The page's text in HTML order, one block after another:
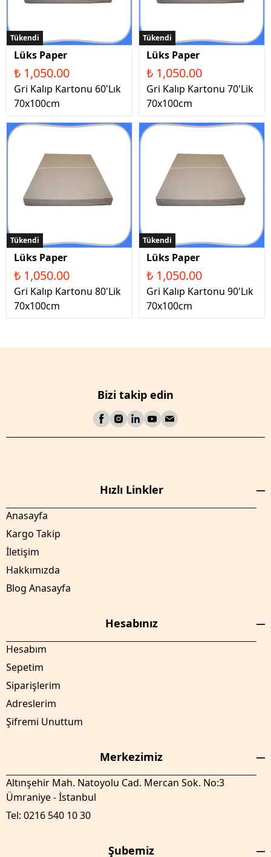
Tükendi
Lüks Paper
₺ 1,050.00
Gri Kalıp Kartonu 60'Lık
70x100cm
Tükendi
Lüks Paper
₺ 1,050.00
Gri Kalıp Kartonu 70'Lik
70x100cm
Tükendi
Lüks Paper
₺ 1,050.00
Gri Kalıp Kartonu 80'Lik
70x100cm
Tükendi
Lüks Paper
₺ 1,050.00
Gri Kalıp Kartonu 90'Lık
70x100cm
Bizi takip edin
Hızlı Linkler
Anasayfa
Kargo Takip
İletişim
Hakkımızda
Blog Anasayfa
Hesabınız
Hesabım
Sepetim
Siparişlerim
Adreslerim
Şifremi Unuttum
Merkezimiz
Altınşehir Mah. Natoyolu Cad. Mercan Sok. No:3
Ümraniye - İstanbul
Tel: 0216 540 10 30
Şubemiz